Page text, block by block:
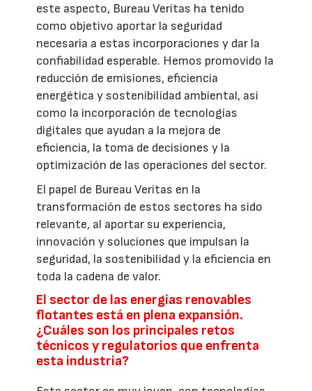
este aspecto, Bureau Veritas ha tenido
como objetivo aportar la seguridad
necesaria a estas incorporaciones y dar la
confiabilidad esperable. Hemos promovido la
reducción de emisiones, eficiencia
energética y sostenibilidad ambiental, así
como la incorporación de tecnologías
digitales que ayudan a la mejora de
eficiencia, la toma de decisiones y la
optimización de las operaciones del sector.
El papel de Bureau Veritas en la
transformación de estos sectores ha sido
relevante, al aportar su experiencia,
innovación y soluciones que impulsan la
seguridad, la sostenibilidad y la eficiencia en
toda la cadena de valor.
El sector de las energías renovables
flotantes está en plena expansión.
¿Cuáles son los principales retos
técnicos y regulatorios que enfrenta
esta industria?